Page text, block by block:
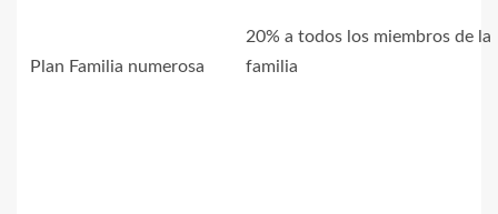
Plan Familia numerosa
20% a todos los miembros de la
familia